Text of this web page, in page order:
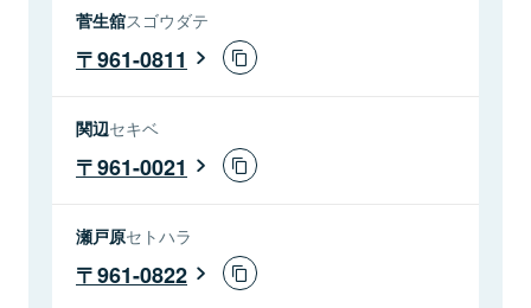
菅生舘スゴウダテ
961-0811
関辺セキベ
961-0021
瀬戸原セトハラ
961-0822